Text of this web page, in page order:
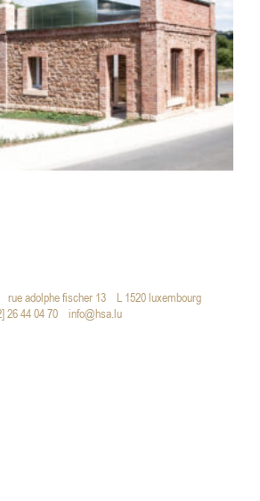
rue adolphe fischer 13
L 1520 luxembourg
26 44 04 70 info@hsa.lu